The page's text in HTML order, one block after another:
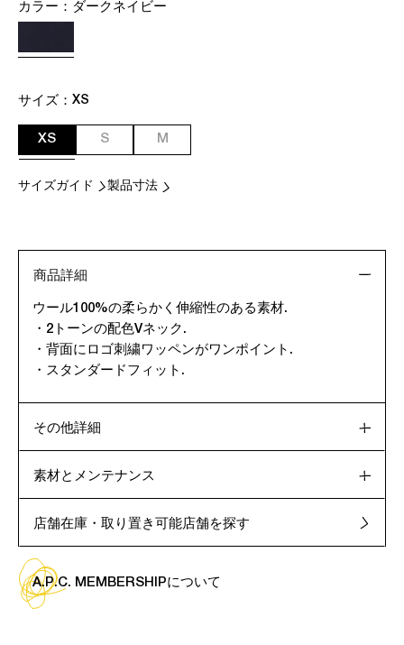
カラー： ダークネイビー
サイズ： XS
XS S M
サイズガイド 製品寸法
商品詳細
ウール100%の柔らかく伸縮性のある素材.
・2トーンの配色Vネック.
・背面にロゴ刺繍ワッペンがワンポイント.
・スタンダードフィット.
その他詳細
素材とメンテナンス
店舗在庫・取り置き可能店舗を探す
A.P.C. MEMBERSHIPについて